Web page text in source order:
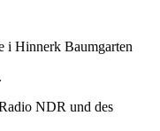
i Hinnerk Baumgarten
NDR und des